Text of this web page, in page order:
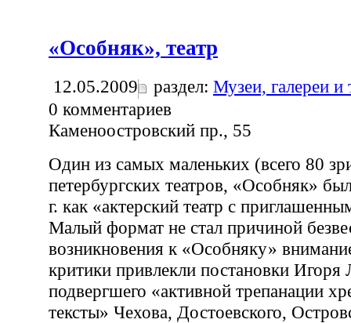
«Особняк», театр
12.05.2009 раздел: Музеи, галереи и
0 комментариев
Каменоостровский пр., 55
Один из самых маленьких (всего 80
петербургских театров, «Особняк»
г. как «актерский театр с
Малый формат не стал причиной
возникновения к «Особняку»
критики привлекли постановки Игоря
подвергшего «активной трепанации
тексты» Чехова, Достоевского,